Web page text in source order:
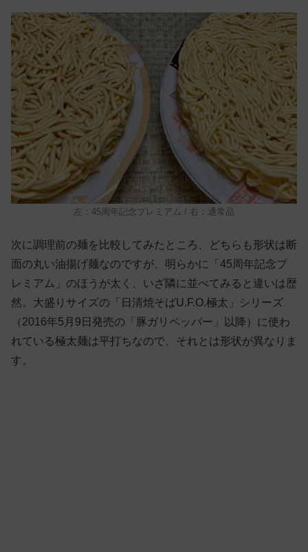
左：45周年記念プレミアム / 右：通常品
次に調理前の麺を比較してみたところ、どちらも形状は断
面の丸い油揚げ麺なのですが、明らかに「45周年記念プ
レミアム」のほうが太く、いざ隣に並べてみると違いは歴
然。大盛りサイズの「日清焼そばU.F.O.極太」シリーズ
（2016年5月9日発売の「豚ガリペッパー」以降）に使わ
れている極太麺は平打ちなので、それとは形状が異なりま
す。